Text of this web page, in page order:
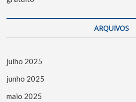
ARQUIVOS
julho 2025
junho 2025
maio 2025